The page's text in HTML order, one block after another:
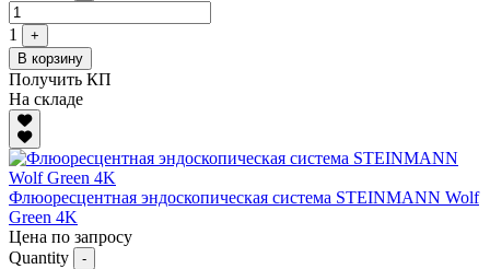
1
+
В корзину
Получить КП
На складе
Флюоресцентная эндоскопическая система STEINMANN Wolf
Green 4K
Цена по запросу
Quantity
-